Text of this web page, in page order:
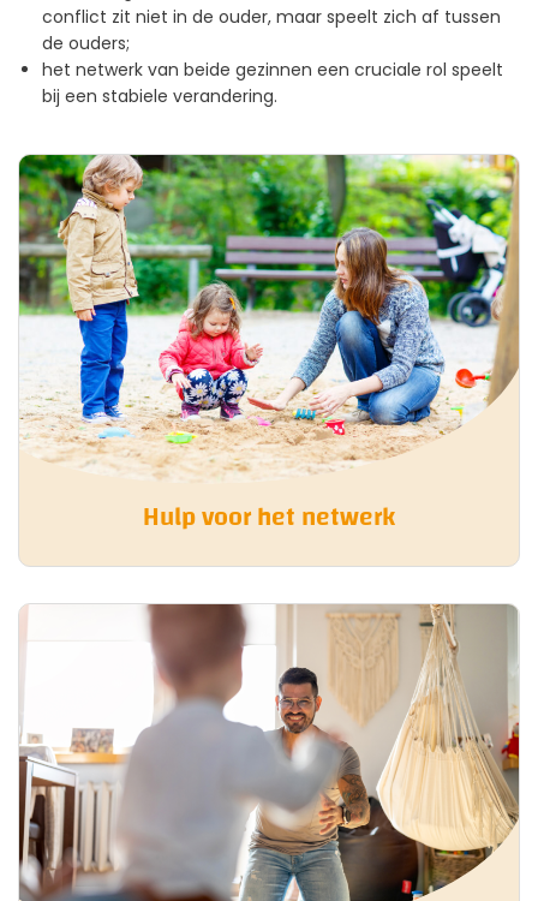
conflict zit niet in de ouder, maar speelt zich af tussen
de ouders;
het netwerk van beide gezinnen een cruciale rol speelt
bij een stabiele verandering.
Hulp voor het netwerk